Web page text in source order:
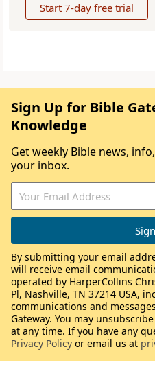
Start 7-day free trial
Sign Up for Bible
Knowledge
Get weekly Bible news,
your inbox.
By submitting your email
will receive email
operated by HarperCollins
Pl, Nashville, TN 37214 USA,
communications and
Gateway. You may
at any time. If you have any
Privacy Policy or email us at